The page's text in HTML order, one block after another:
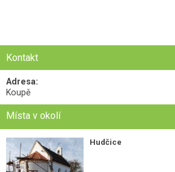
Kontakt
Adresa:
Koupě
Místa v okolí
Hudčice